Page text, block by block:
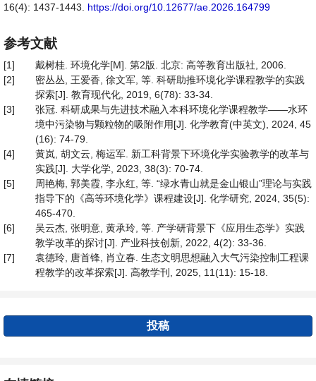
16(4): 1437-1443. https://doi.org/10.12677/ae.2026.164799
参考文献
[1]
戴树桂. 环境化学[M]. 第2版. 北京: 高等教育出版社, 2006.
[2]
密丛丛, 王爱香, 徐文军, 等. 科研助推环境化学课程教学的实践
探索[J]. 教育现代化, 2019, 6(78): 33-34.
[3]
张冠. 科研成果与先进技术融入本科环境化学课程教学——水环
境中污染物与颗粒物的吸附作用[J]. 化学教育(中英文), 2024, 45
(16): 74-79.
[4]
黄岚, 胡文云, 梅运军. 新工科背景下环境化学实验教学的改革与
实践[J]. 大学化学, 2023, 38(3): 70-74.
[5]
周艳梅, 郭美霞, 李永红, 等. “绿水青山就是金山银山”理论与实践
指导下的《高等环境化学》课程建设[J]. 化学研究, 2024, 35(5):
465-470.
[6]
吴云杰, 张明意, 黄承玲, 等. 产学研背景下《应用生态学》实践
教学改革的探讨[J]. 产业科技创新, 2022, 4(2): 33-36.
[7]
袁德玲, 唐首锋, 肖立春. 生态文明思想融入大气污染控制工程课
程教学的改革探索[J]. 高教学刊, 2025, 11(11): 15-18.
投稿